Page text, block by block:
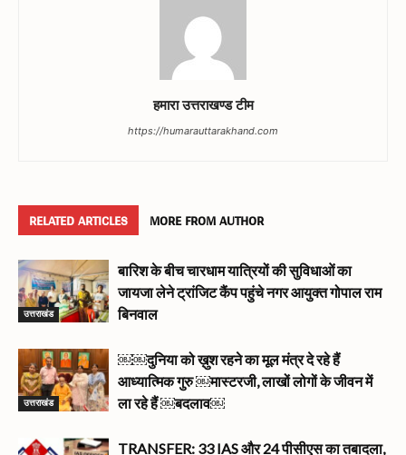
हमारा उत्तराखण्ड टीम
https://humarauttarakhand.com
RELATED ARTICLES MORE FROM AUTHOR
उत्तराखंड
बारिश के बीच चारधाम यात्रियों की सुविधाओं का
जायजा लेने ट्रांजिट कैंप पहुंचे नगर आयुक्त गोपाल राम
बिनवाल
उत्तराखंड
￼￼दुनिया को ख़ुश रहने का मूल मंत्र दे रहे हैं
आध्यात्मिक गुरु ￼मास्टरजी, लाखों लोगों के जीवन में
ला रहे हैं ￼बदलाव￼
TRANSFER: 33 IAS और 24 पीसीएस का तबादला,